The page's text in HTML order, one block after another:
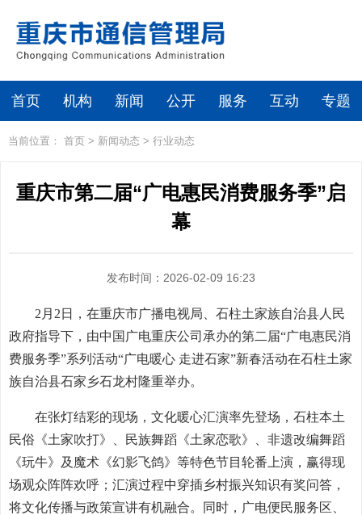
首页 机构 新闻 公开 服务 互动 专题
当前位置： 首页 > 新闻动态 > 行业动态
重庆市第二届“广电惠民消费服务季”启
幕
发布时间：2026-02-09 16:23
2月2日，在重庆市广播电视局、石柱土家族自治县人民
政府指导下，由中国广电重庆公司承办的第二届“广电惠民消
费服务季”系列活动“广电暖心 走进石家”新春活动在石柱土家
族自治县石家乡石龙村隆重举办。
在张灯结彩的现场，文化暖心汇演率先登场，石柱本土
民俗《土家吹打》、民族舞蹈《土家恋歌》、非遗改编舞蹈
《玩牛》及魔术《幻影飞鸽》等特色节目轮番上演，赢得现
场观众阵阵欢呼；汇演过程中穿插乡村振兴知识有奖问答，
将文化传播与政策宣讲有机融合。同时，广电便民服务区、